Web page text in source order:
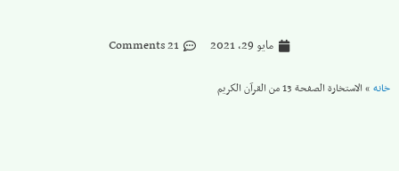
مايو 29, 2021 21 Comments
خانه » الاستخارة الصفحة 13 من القرآن الكريم